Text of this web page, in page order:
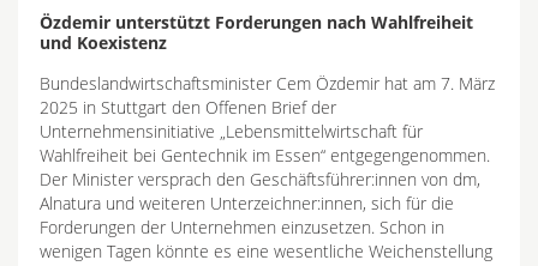
Özdemir unterstützt Forderungen nach Wahlfreiheit
und Koexistenz
Bundeslandwirtschaftsminister Cem Özdemir hat am 7. März
2025 in Stuttgart den Offenen Brief der
Unternehmensinitiative „Lebensmittelwirtschaft für
Wahlfreiheit bei Gentechnik im Essen“ entgegengenommen.
Der Minister versprach den Geschäftsführer:innen von dm,
Alnatura und weiteren Unterzeichner:innen, sich für die
Forderungen der Unternehmen einzusetzen. Schon in
wenigen Tagen könnte es eine wesentliche Weichenstellung